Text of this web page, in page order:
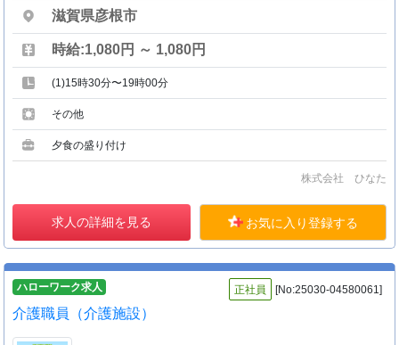
滋賀県彦根市
時給:1,080円 ～ 1,080円
(1)15時30分〜19時00分
その他
夕食の盛り付け
株式会社 ひなた
求人の詳細を見る お気に入り登録する
ハローワーク求人 正社員 [No:25030-04580061]
介護職員（介護施設）